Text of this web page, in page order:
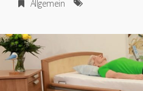
Allgemein